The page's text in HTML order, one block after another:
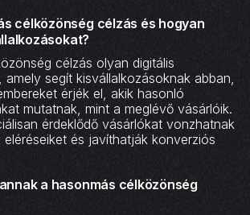
célközönség célzás és hogyan
célzás olyan digitális
amely segít kisvállalkozásoknak abban,
érjék el, akik hasonló
mutatnak, mint a meglévő vásárlóik.
érdeklődő vásárlókat vonzhatnak
és javíthatják konverziós
a hasonmás célközönség